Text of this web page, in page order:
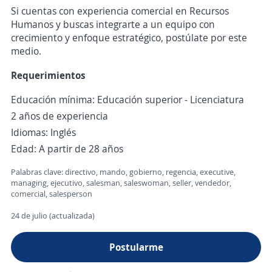
Si cuentas con experiencia comercial en Recursos
Humanos y buscas integrarte a un equipo con
crecimiento y enfoque estratégico, postúlate por este
medio.
Requerimientos
Educación mínima: Educación superior - Licenciatura
2 años de experiencia
Idiomas: Inglés
Edad: A partir de 28 años
Palabras clave: directivo, mando, gobierno, regencia, executive,
managing, ejecutivo, salesman, saleswoman, seller, vendedor,
comercial, salesperson
24 de julio (actualizada)
Postularme